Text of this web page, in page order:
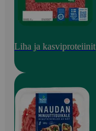
Liha ja kasviproteiinit